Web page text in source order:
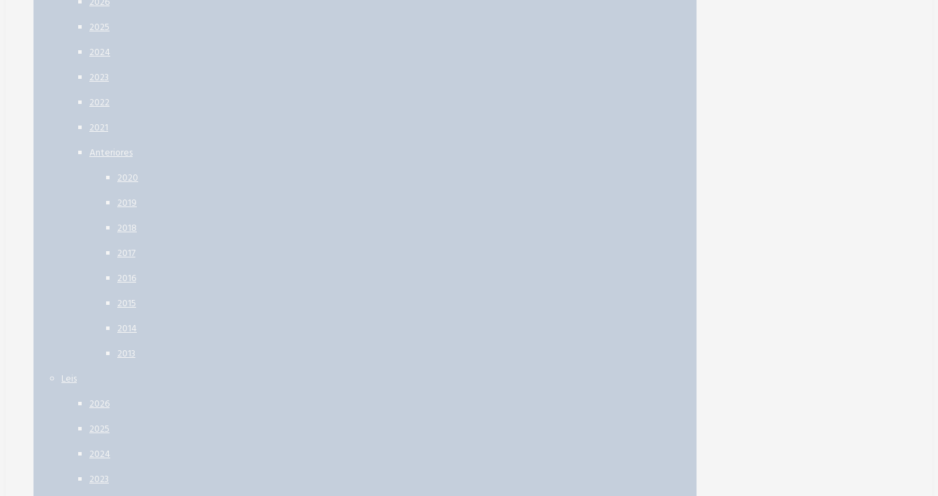
2025
2024
2023
2022
2021
Anteriores
2020
2019
2018
2017
2016
2015
2014
2013
Leis
2026
2025
2024
2023